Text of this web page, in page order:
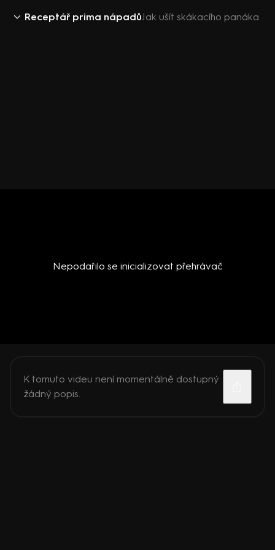
Receptář prima nápadůJak ušít skákacího panáka
Nepodařilo se inicializovat přehrávač
K tomuto videu není momentálně dostupný
žádný popis.